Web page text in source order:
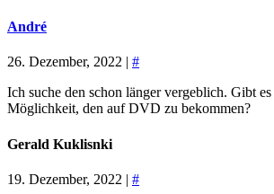
André
26. Dezember, 2022 | #
Ich suche den schon länger vergeblich. Gibt
Möglichkeit, den auf DVD zu bekommen?
Gerald Kuklisnki
19. Dezember, 2022 | #